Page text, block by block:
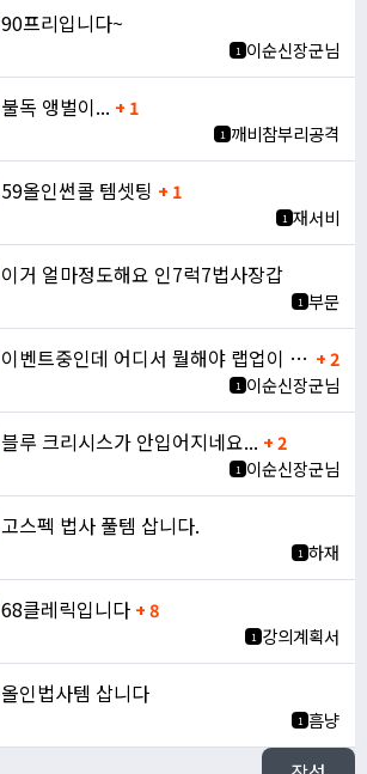
90프리입니다~
1 이순신장군님
불독 앵벌이... + 1
1 깨비참부리공격
59올인썬콜 템셋팅 + 1
1 재서비
이거 얼마정도해요 인7럭7법사장갑
1 부문
이벤트중인데 어디서 뭘해야 랩업이 빠를까요?? + 2
1 이순신장군님
블루 크리시스가 안입어지네요... + 2
1 이순신장군님
고스펙 법사 풀템 삽니다.
1 하재
68클레릭입니다 + 8
1 강의계획서
올인법사템 삽니다
1 흠냥